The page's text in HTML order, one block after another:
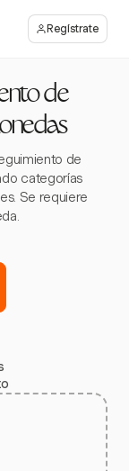
Regístrate
de
de
categorías
Se requiere